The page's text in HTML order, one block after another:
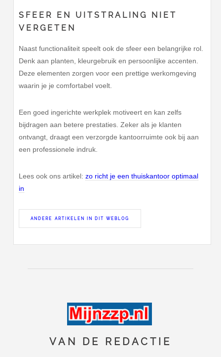
SFEER EN UITSTRALING NIET
VERGETEN
Naast functionaliteit speelt ook de sfeer een belangrijke rol.
Denk aan planten, kleurgebruik en persoonlijke accenten.
Deze elementen zorgen voor een prettige werkomgeving
waarin je je comfortabel voelt.
Een goed ingerichte werkplek motiveert en kan zelfs
bijdragen aan betere prestaties. Zeker als je klanten
ontvangt, draagt een verzorgde kantoorruimte ook bij aan
een professionele indruk.
Lees ook ons artikel:zo richt je een thuiskantoor optimaal
in
ANDERE ARTIKELEN IN DIT WEBLOG
VAN DE REDACTIE